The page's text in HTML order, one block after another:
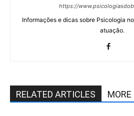
https://
Informações e dicas sobre Psicologia
atuação.
RELATED ARTICLES